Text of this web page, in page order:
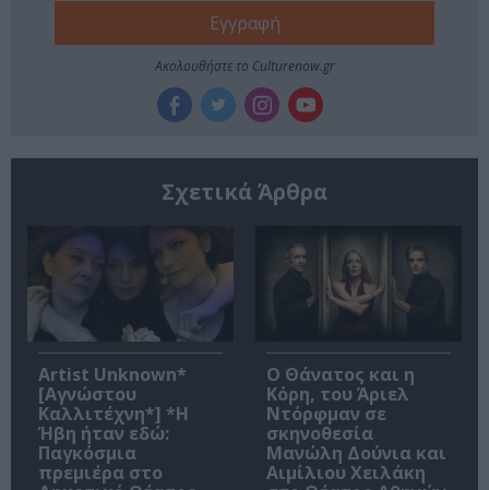
Ακολουθήστε το Culturenow.gr
Σχετικά Άρθρα
Artist Unknown*
[Αγνώστου
Καλλιτέχνη*] *Η
Ήβη ήταν εδώ:
Παγκόσμια
πρεμιέρα στο
Ο Θάνατος και η
Κόρη, του Άριελ
Ντόρφμαν σε
σκηνοθεσία
Μανώλη Δούνια και
Αιμίλιου Χειλάκη